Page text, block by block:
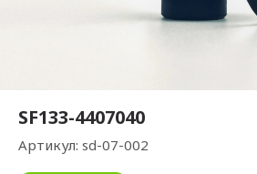
SF133-4407040
Артикул: sd-07-002